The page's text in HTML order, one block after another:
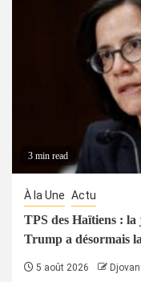
3 min read
À la Une Actu
TPS des Haïtiens : la
Trump a désormais
5 août 2026